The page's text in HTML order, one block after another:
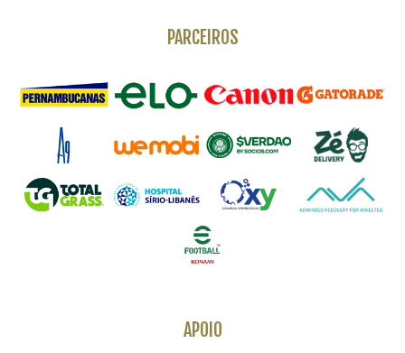
PARCEIROS
APOIO